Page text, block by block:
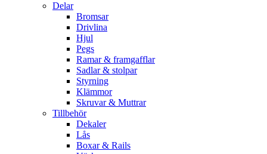
Delar
Bromsar
Drivlina
Hjul
Pegs
Ramar & framgafflar
Sadlar & stolpar
Styrning
Klämmor
Skruvar & Muttrar
Tillbehör
Dekaler
Lås
Boxar & Rails